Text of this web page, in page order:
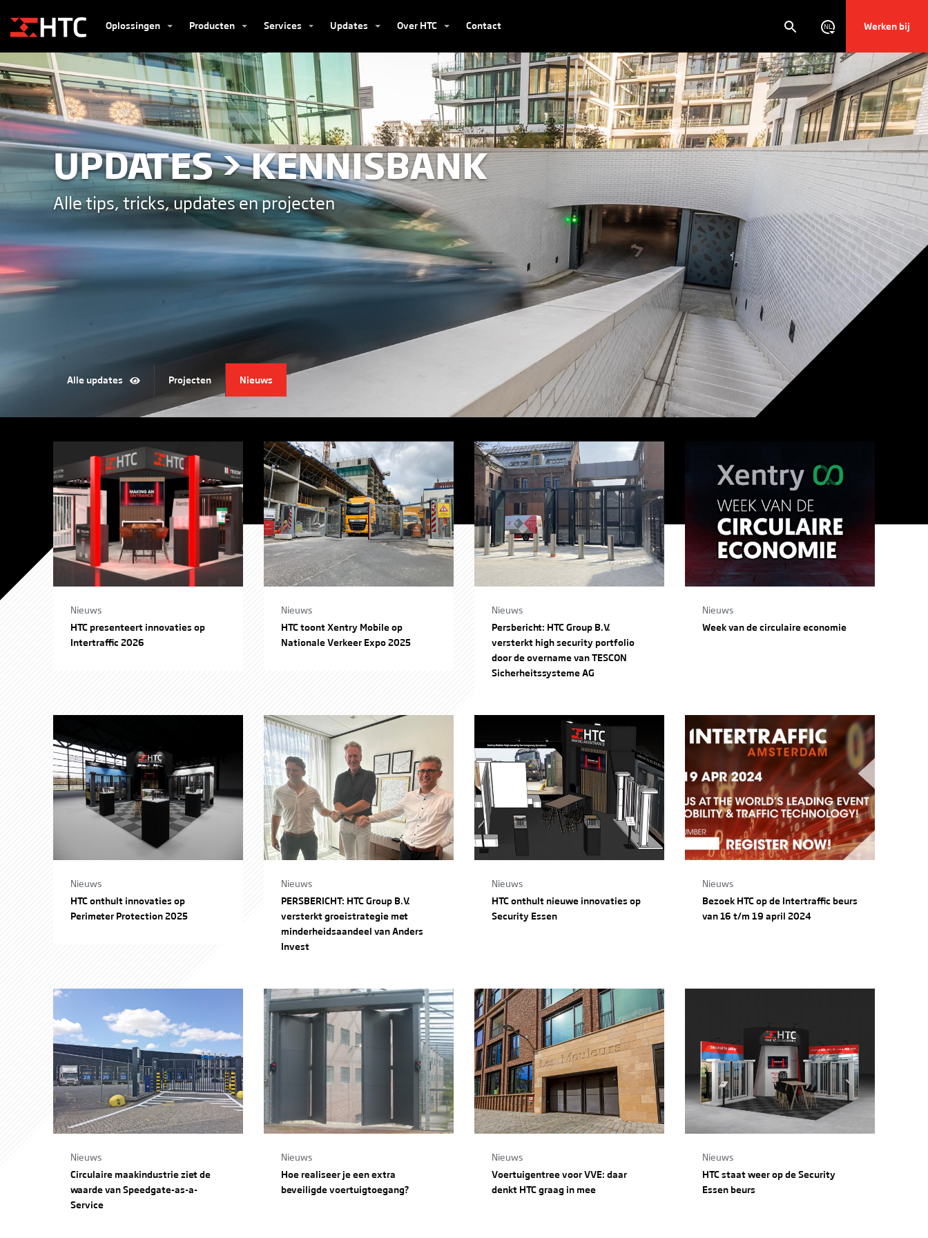
Oplossingen Producten Services Updates Over HTC Contact NL Werken bij
UPDATES > KENNISBANK
Alle tips, tricks, updates en projecten
Alle updates Projecten Nieuws
Nieuws
HTC presenteert innovaties op
Intertraffic 2026
Nieuws
HTC toont Xentry Mobile op
Nationale Verkeer Expo 2025
Nieuws
Persbericht: HTC Group B.V.
versterkt high security portfolio
door de overname van TESCON
Sicherheitssysteme AG
Nieuws
Week van de circulaire economie
Nieuws
HTC onthult innovaties op
Perimeter Protection 2025
Nieuws
PERSBERICHT: HTC Group B.V.
versterkt groeistrategie met
minderheidsaandeel van Anders
Invest
Nieuws
HTC onthult nieuwe innovaties op
Security Essen
Nieuws
Bezoek HTC op de Intertraffic beurs
van 16 t/m 19 april 2024
Nieuws
Circulaire maakindustrie ziet de
waarde van Speedgate-as-a-
Service
Nieuws
Hoe realiseer je een extra
beveiligde voertuigtoegang?
Nieuws
Voertuigentree voor VVE: daar
denkt HTC graag in mee
Nieuws
HTC staat weer op de Security
Essen beurs